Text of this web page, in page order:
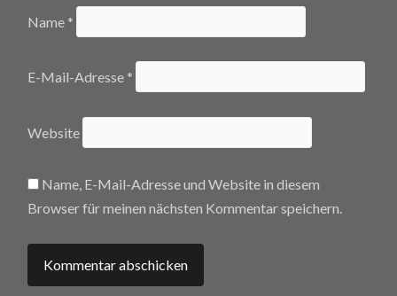
Name *
E-Mail-Adresse *
Website
Name, E-Mail-Adresse und Website in diesem
Browser für meinen nächsten Kommentar speichern.